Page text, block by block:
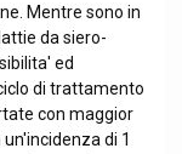
Mentre sono in
da siero-
ed
di trattamento
con maggior
di 1